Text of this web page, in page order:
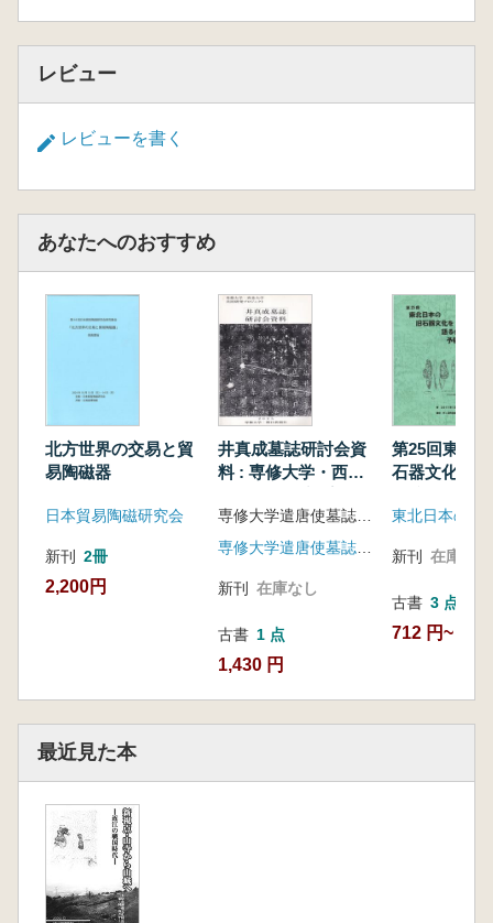
レビュー
レビューを書く
あなたへのおすすめ
北方世界の交易と貿
易陶磁器
日本貿易陶磁研究会
新刊 2冊
2,200円
井真成墓誌研討会資
料 : 専修大学・西北
ェクト
新刊 在庫なし
古書 1 点
1,430 円
第25回東北
石器文化を
新刊 在庫なし
古書 3 点
712 円~
最近見た本